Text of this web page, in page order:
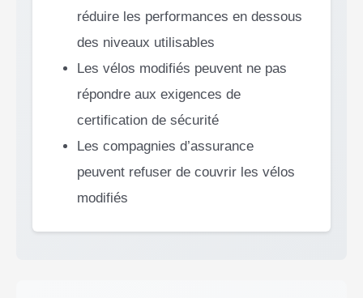
réduire les performances en dessous
des niveaux utilisables
Les vélos modifiés peuvent ne pas
répondre aux exigences de
certification de sécurité
Les compagnies d’assurance
peuvent refuser de couvrir les vélos
modifiés